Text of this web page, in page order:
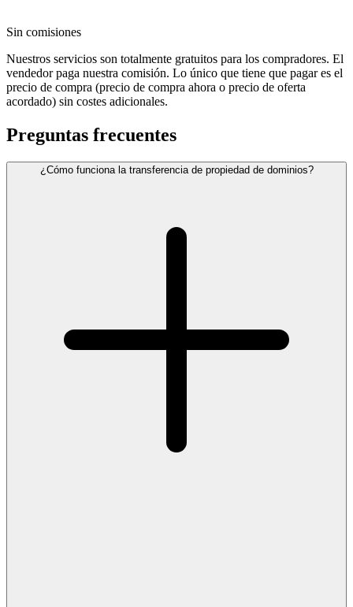
Sin comisiones
Nuestros servicios son totalmente gratuitos para los compradores. El
vendedor paga nuestra comisión. Lo único que tiene que pagar es el
precio de compra (precio de compra ahora o precio de oferta
acordado) sin costes adicionales.
Preguntas frecuentes
¿Cómo funciona la transferencia de propiedad de dominios?